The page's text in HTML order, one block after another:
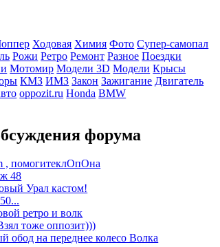
Ходовая Химия Фото Супер-самопал
Рожи Ретро Ремонт Разное Поездки
Мотомир Модели 3D Модели Крысы
КМЗ ИМЗ Закон Зажигание Двигатель
oppozit.ru Honda BMW
форума
, помогитеклОпОна
48
Урал кастом!
ретро и волк
тоже оппозит)))
обод на переднее колесо Волка